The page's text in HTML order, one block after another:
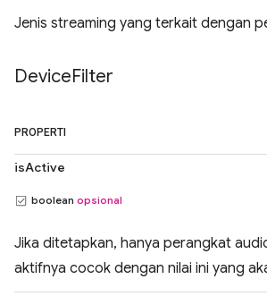
Jenis streaming yang terkait dengan
DeviceFilter
PROPERTI
isActive
boolean opsional
Jika ditetapkan, hanya perangkat
aktifnya cocok dengan nilai ini yang